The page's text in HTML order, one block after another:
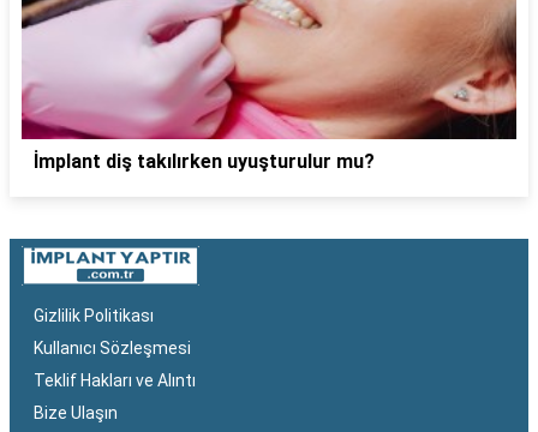
İmplant diş takılırken uyuşturulur mu?
Gizlilik Politikası
Kullanıcı Sözleşmesi
Teklif Hakları ve Alıntı
Bize Ulaşın